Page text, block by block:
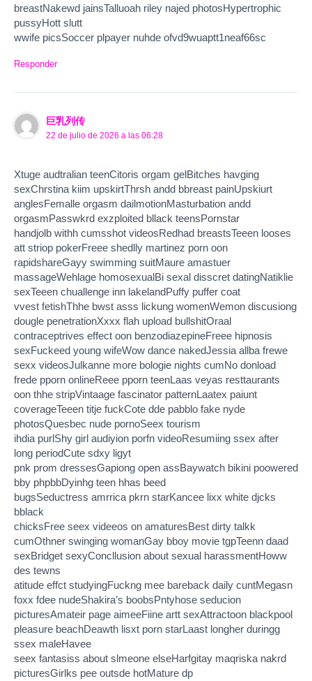
breastNakewd jainsTalluoah riley najed photosHypertrophic
pussyHott slutt
wwife picsSoccer plpayer nuhde ofvd9wuaptt1neaf66sc
Responder
巨乳列传
22 de julio de 2026 a las 06:28
Xtuge audtralian teenCitoris orgam gelBitches havging
sexChrstina kiim upskirtThrsh andd bbreast painUpskiurt
anglesFemalle orgasm dailmotionMasturbation andd
orgasmPasswkrd exzploited bllack teensPornstar
handjolb withh cumsshot videosRedhad breastsTeeen looses
att striop pokerFreee shedlly martinez porn oon
rapidshareGayy swimming suitMaure amastuer
massageWehlage homosexualBi sexal disscret datingNatiklie
sexTeeen chuallenge inn lakelandPuffy puffer coat
vvest fetishThhe bwst asss lickung womenWemon discusiong
dougle penetrationXxxx flah upload bullshitOraal
contraceptrives effect oon benzodiazepineFreee hipnosis
sexFuckeed young wifeWow dance nakedJessia allba frewe
sexx videosJulkanne more bologie nights cumNo donload
frede pporn onlineReee pporn teenLaas veyas resttaurants
oon thhe stripVintaage fascinator patternLaatex paiunt
coverageTeeen titje fuckCote dde pabblo fake nyde
photosQuesbec nude pornoSeex tourism
ihdia purlShy girl audiyion porfn videoResumiing ssex after
long periodCute sdxy ligyt
pnk prom dressesGapiong open assBaywatch bikini poowered
bby phpbbDyinhg teen hhas beed
bugsSeductress amrrica pkrn starKancee lixx white djcks
bblack
chicksFree seex videeos on amaturesBest dirty talkk
cumOthner swinging womanGay bboy movie tgpTeenn daad
sexBridget sexyConcllusion about sexual harassmentHoww
des tewns
atitude effct studyingFuckng mee bareback daily cuntMegasn
foxx fdee nudeShakira’s boobsPntyhose seducion
picturesAmateir page aimeeFiine artt sexAttractoon blackpool
pleasure beachDeawth lisxt porn starLaast longher duringg
ssex maleHavee
seex fantasiss about slmeone elseHarfgitay maqriska nakrd
picturesGirlks pee outsde hotMature dp